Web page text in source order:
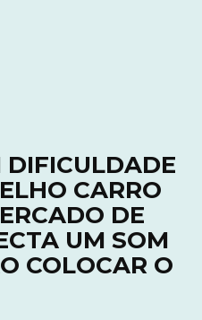
DIFICULDADE
CARRO
DE
UM SOM
COLOCAR O